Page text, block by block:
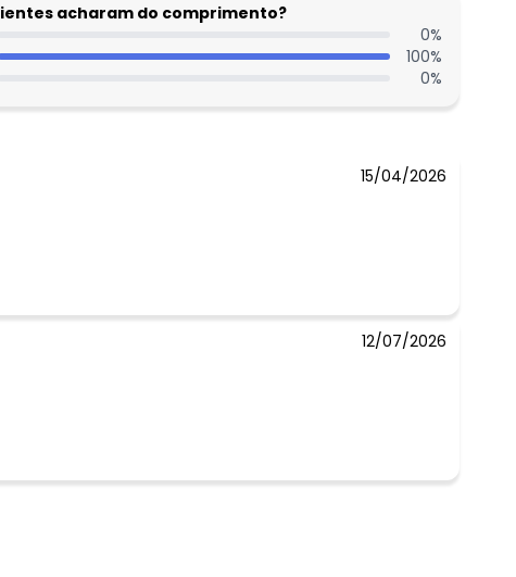
R$ 31,95
R$ 23,99
N/D*
R$ 31,99
acharam do comprimento?
0%
100%
0%
15/04/2026
12/07/2026